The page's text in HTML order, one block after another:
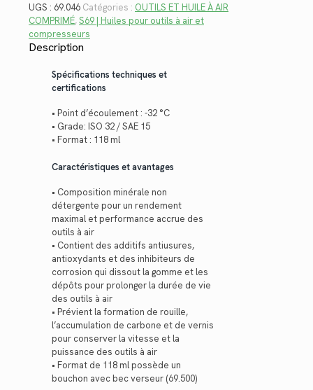
UGS : 69.046 Catégories : OUTILS ET HUILE À AIR
COMPRIMÉ,S69 | Huiles pour outils à air et
compresseurs
Description
Spécifications techniques et
certifications
• Point d’écoulement : -32 °C
• Grade: ISO 32 / SAE 15
• Format : 118 ml
Caractéristiques et avantages
• Composition minérale non
détergente pour un rendement
maximal et performance accrue des
outils à air
• Contient des additifs antiusures,
antioxydants et des inhibiteurs de
corrosion qui dissout la gomme et les
dépôts pour prolonger la durée de vie
des outils à air
• Prévient la formation de rouille,
l’accumulation de carbone et de vernis
pour conserver la vitesse et la
puissance des outils à air
• Format de 118 ml possède un
bouchon avec bec verseur (69.500)